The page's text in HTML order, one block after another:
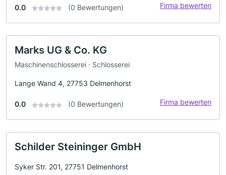
0.0 (0 Bewertungen) Firma bewerten
Marks UG & Co. KG
Maschinenschlosserei · Schlosserei
Lange Wand 4, 27753 Delmenhorst
0.0 (0 Bewertungen) Firma bewerten
Schilder Steininger GmbH
Syker Str. 201, 27751 Delmenhorst